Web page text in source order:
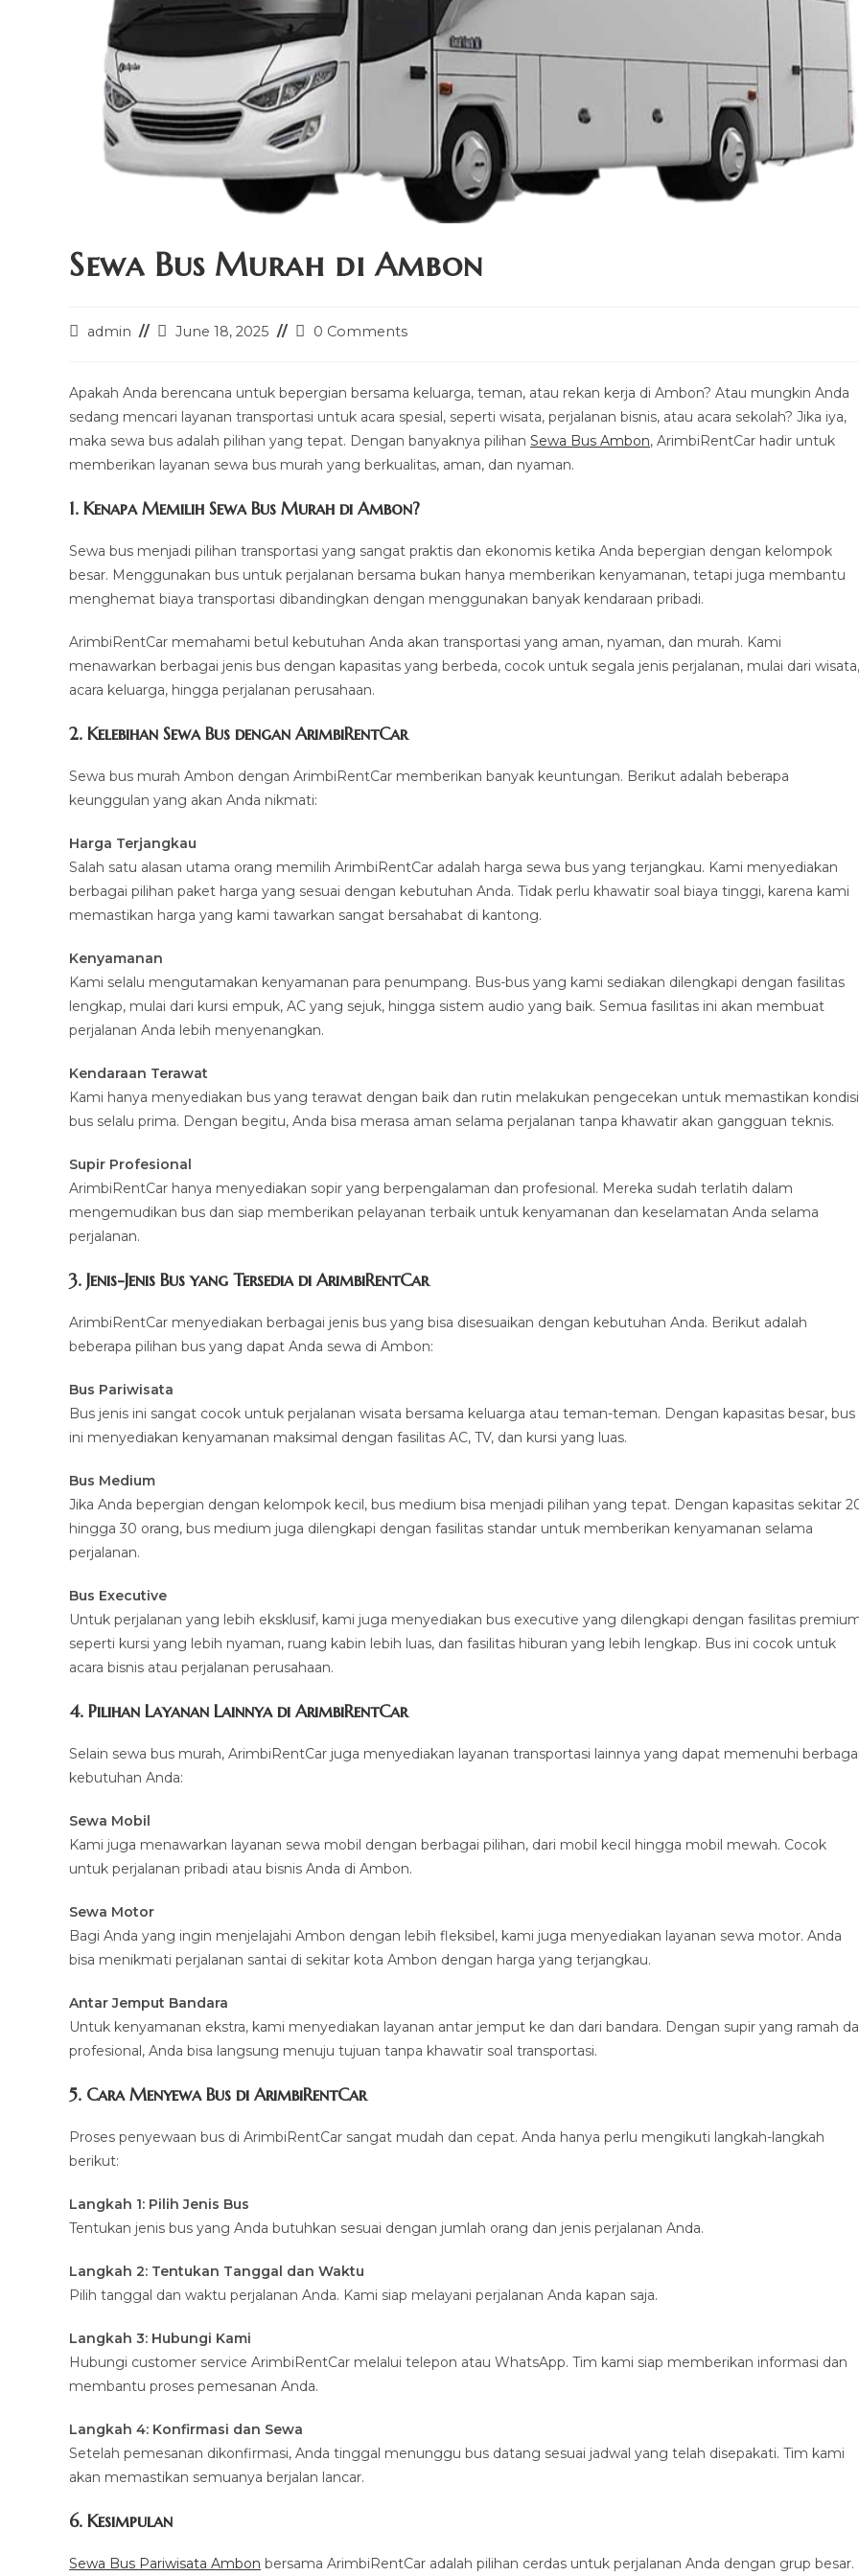
Sewa Bus Murah di Ambon
Postadmin
PostJune 18, 2025
Post0 Comments
Apakah Anda berencana untuk bepergian bersama keluarga, teman, atau rekan kerja di Ambon? Atau mungkin Anda
sedang mencari layanan transportasi untuk acara spesial, seperti wisata, perjalanan bisnis, atau acara sekolah? Jika iya,
maka sewa bus adalah pilihan yang tepat. Dengan banyaknya pilihan Sewa Bus Ambon, ArimbiRentCar hadir untuk
memberikan layanan sewa bus murah yang berkualitas, aman, dan nyaman.
1. Kenapa Memilih Sewa Bus Murah di Ambon?
Sewa bus menjadi pilihan transportasi yang sangat praktis dan ekonomis ketika Anda bepergian dengan kelompok
besar. Menggunakan bus untuk perjalanan bersama bukan hanya memberikan kenyamanan, tetapi juga membantu
menghemat biaya transportasi dibandingkan dengan menggunakan banyak kendaraan pribadi.
ArimbiRentCar memahami betul kebutuhan Anda akan transportasi yang aman, nyaman, dan murah. Kami
menawarkan berbagai jenis bus dengan kapasitas yang berbeda, cocok untuk segala jenis perjalanan, mulai dari wisata,
acara keluarga, hingga perjalanan perusahaan.
2. Kelebihan Sewa Bus dengan ArimbiRentCar
Sewa bus murah Ambon dengan ArimbiRentCar memberikan banyak keuntungan. Berikut adalah beberapa
keunggulan yang akan Anda nikmati:
Harga Terjangkau
Salah satu alasan utama orang memilih ArimbiRentCar adalah harga sewa bus yang terjangkau. Kami menyediakan
berbagai pilihan paket harga yang sesuai dengan kebutuhan Anda. Tidak perlu khawatir soal biaya tinggi, karena kami
memastikan harga yang kami tawarkan sangat bersahabat di kantong.
Kenyamanan
Kami selalu mengutamakan kenyamanan para penumpang. Bus-bus yang kami sediakan dilengkapi dengan fasilitas
lengkap, mulai dari kursi empuk, AC yang sejuk, hingga sistem audio yang baik. Semua fasilitas ini akan membuat
perjalanan Anda lebih menyenangkan.
Kendaraan Terawat
Kami hanya menyediakan bus yang terawat dengan baik dan rutin melakukan pengecekan untuk memastikan kondisi
bus selalu prima. Dengan begitu, Anda bisa merasa aman selama perjalanan tanpa khawatir akan gangguan teknis.
Supir Profesional
ArimbiRentCar hanya menyediakan sopir yang berpengalaman dan profesional. Mereka sudah terlatih dalam
mengemudikan bus dan siap memberikan pelayanan terbaik untuk kenyamanan dan keselamatan Anda selama
perjalanan.
3. Jenis-Jenis Bus yang Tersedia di ArimbiRentCar
ArimbiRentCar menyediakan berbagai jenis bus yang bisa disesuaikan dengan kebutuhan Anda. Berikut adalah
beberapa pilihan bus yang dapat Anda sewa di Ambon:
Bus Pariwisata
Bus jenis ini sangat cocok untuk perjalanan wisata bersama keluarga atau teman-teman. Dengan kapasitas besar, bus
ini menyediakan kenyamanan maksimal dengan fasilitas AC, TV, dan kursi yang luas.
Bus Medium
Jika Anda bepergian dengan kelompok kecil, bus medium bisa menjadi pilihan yang tepat. Dengan kapasitas sekitar
hingga 30 orang, bus medium juga dilengkapi dengan fasilitas standar untuk memberikan kenyamanan selama
perjalanan.
Bus Executive
Untuk perjalanan yang lebih eksklusif, kami juga menyediakan bus executive yang dilengkapi dengan fasilitas
seperti kursi yang lebih nyaman, ruang kabin lebih luas, dan fasilitas hiburan yang lebih lengkap. Bus ini cocok untuk
acara bisnis atau perjalanan perusahaan.
4. Pilihan Layanan Lainnya di ArimbiRentCar
Selain sewa bus murah, ArimbiRentCar juga menyediakan layanan transportasi lainnya yang dapat memenuhi berbagai
kebutuhan Anda:
Sewa Mobil
Kami juga menawarkan layanan sewa mobil dengan berbagai pilihan, dari mobil kecil hingga mobil mewah. Cocok
untuk perjalanan pribadi atau bisnis Anda di Ambon.
Sewa Motor
Bagi Anda yang ingin menjelajahi Ambon dengan lebih fleksibel, kami juga menyediakan layanan sewa motor. Anda
bisa menikmati perjalanan santai di sekitar kota Ambon dengan harga yang terjangkau.
Antar Jemput Bandara
Untuk kenyamanan ekstra, kami menyediakan layanan antar jemput ke dan dari bandara. Dengan supir yang ramah
profesional, Anda bisa langsung menuju tujuan tanpa khawatir soal transportasi.
5. Cara Menyewa Bus di ArimbiRentCar
Proses penyewaan bus di ArimbiRentCar sangat mudah dan cepat. Anda hanya perlu mengikuti langkah-langkah
berikut:
Langkah 1: Pilih Jenis Bus
Tentukan jenis bus yang Anda butuhkan sesuai dengan jumlah orang dan jenis perjalanan Anda.
Langkah 2: Tentukan Tanggal dan Waktu
Pilih tanggal dan waktu perjalanan Anda. Kami siap melayani perjalanan Anda kapan saja.
Langkah 3: Hubungi Kami
Hubungi customer service ArimbiRentCar melalui telepon atau WhatsApp. Tim kami siap memberikan informasi dan
membantu proses pemesanan Anda.
Langkah 4: Konfirmasi dan Sewa
Setelah pemesanan dikonfirmasi, Anda tinggal menunggu bus datang sesuai jadwal yang telah disepakati. Tim kami
akan memastikan semuanya berjalan lancar.
6. Kesimpulan
Sewa Bus Pariwisata Ambon bersama ArimbiRentCar adalah pilihan cerdas untuk perjalanan Anda dengan grup besar.